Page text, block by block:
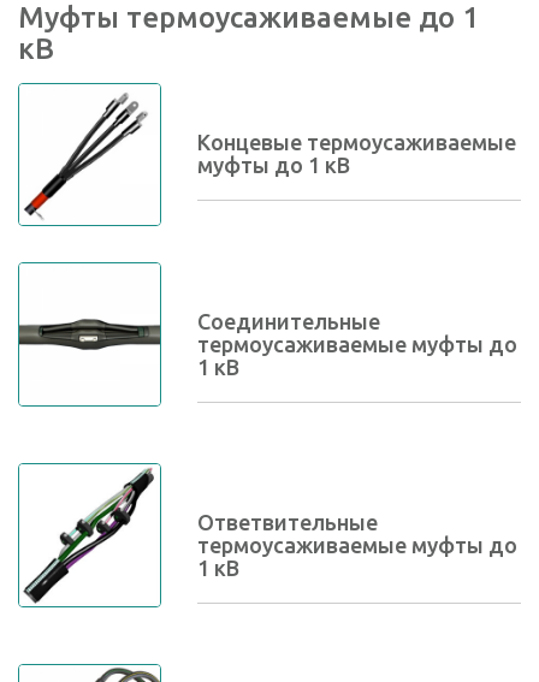
Муфты термоусаживаемые до 1
кВ
Концевые термоусаживаемые
муфты до 1 кВ
Соединительные
термоусаживаемые муфты до
1 кВ
Ответвительные
термоусаживаемые муфты до
1 кВ